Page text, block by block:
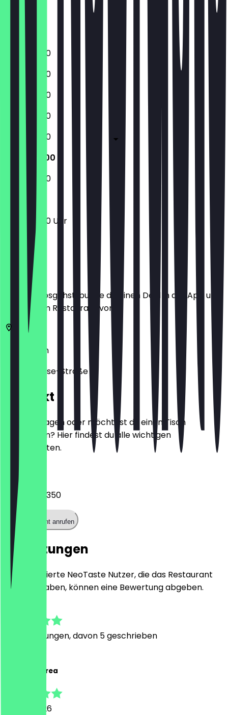
Freitag
Samstag
Sonntag
12:00 - 18:00
12:00 - 18:00
12:00 - 18:00
12:00 - 18:00
12:00 - 18:00
12:00 - 18:00
12:00 - 18:00
12:00 - 18:00 Uhr
Bevor du losgehst, buche dir einen Deal in der App und
zeige ihn im Restaurant vor.
Berlin
Königin-Luise-Straße 71
Kontakt
Hast du Fragen oder möchtest du einen Tisch
reservieren? Hier findest du alle wichtigen
Kontaktdaten.
Telefon
01573 1885350
Restaurant anrufen
Bewertungen
Nur registrierte NeoTaste Nutzer, die das Restaurant
besucht haben, können eine Bewertung abgeben.
Bewertungen, davon 5 geschrieben
Mai-Ly Andrea
29. Mai 2026